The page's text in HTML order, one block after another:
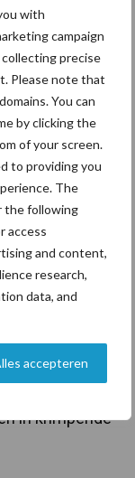
with
campaign
precise
Please note that
You can
by clicking the
of your screen.
to providing you
The
the following
access
and content,
research,
data, and
accepteren
nieuws
grillig:
houden
voor
in krimpende